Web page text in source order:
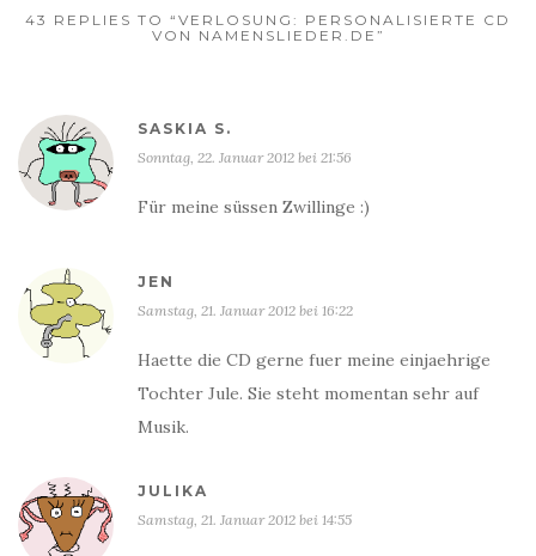
43 REPLIES TO “VERLOSUNG: PERSONALISIERTE CD
VON NAMENSLIEDER.DE”
SASKIA S.
Sonntag, 22. Januar 2012 bei 21:56
Für meine süssen Zwillinge :)
JEN
Samstag, 21. Januar 2012 bei 16:22
Haette die CD gerne fuer meine einjaehrige
Tochter Jule. Sie steht momentan sehr auf
Musik.
JULIKA
Samstag, 21. Januar 2012 bei 14:55